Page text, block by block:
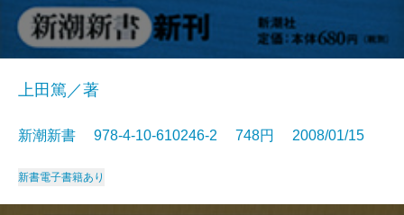
上田篤／著
新潮新書 978-4-10-610246-2 748円 2008/01/15
新書電子書籍あり